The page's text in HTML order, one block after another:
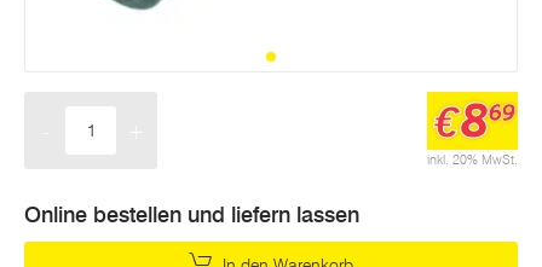
inkl. 20% MwSt.
€869
Online bestellen und liefern lassen